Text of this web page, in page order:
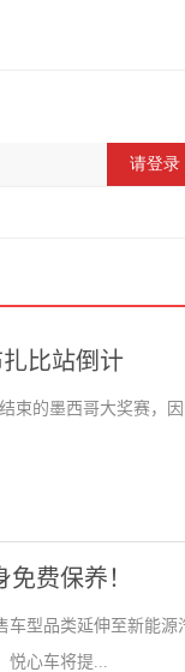
比站倒计
束的墨西哥大奖赛，
费保养！
车型品类延伸至新能源
悦心车将提...